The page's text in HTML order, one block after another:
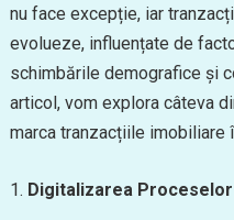
nu face excepție, iar
evolueze, influențate de
schimbările demografice și
articol, vom explora câteva
marca tranzacțiile imobiliare
1. Digitalizarea